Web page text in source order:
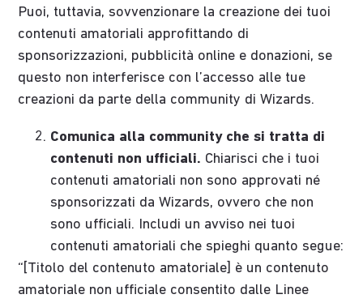
Puoi, tuttavia, sovvenzionare la creazione dei tuoi
contenuti amatoriali approfittando di
sponsorizzazioni, pubblicità online e donazioni, se
questo non interferisce con l’accesso alle tue
creazioni da parte della community di Wizards.
Comunica alla community che si tratta di
contenuti non ufficiali. Chiarisci che i tuoi
contenuti amatoriali non sono approvati né
sponsorizzati da Wizards, ovvero che non
sono ufficiali. Includi un avviso nei tuoi
contenuti amatoriali che spieghi quanto segue:
“[Titolo del contenuto amatoriale] è un contenuto
amatoriale non ufficiale consentito dalle Linee